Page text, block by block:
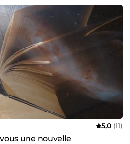
5,0 (11)
une nouvelle